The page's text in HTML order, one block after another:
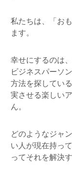
私たちは、「お
ます。
幸せにするのは
ビジネスパーソ
方法を探してい
実させる楽しい
ん。
どのようなジャ
い人が現在持っ
ってそれを解決